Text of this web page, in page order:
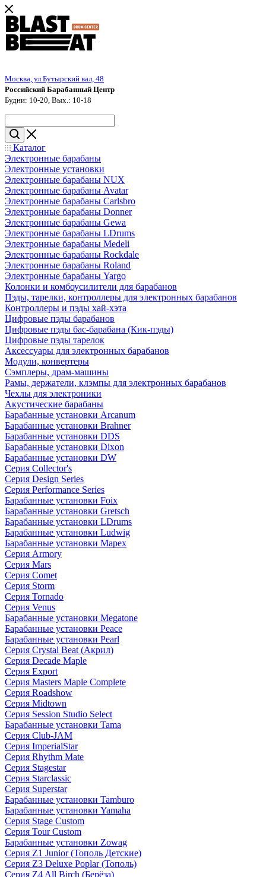
Москва, ул.Бутырский вал, 48
Российский Барабанный Центр
Будни: 10-20, Вых.: 10-18
Каталог
Электронные барабаны
Электронные установки
Электронные барабаны NUX
Электронные барабаны Avatar
Электронные барабаны Carlsbro
Электронные барабаны Donner
Электронные барабаны Gewa
Электронные барабаны LDrums
Электронные барабаны Medeli
Электронные барабаны Rockdale
Электронные барабаны Roland
Электронные барабаны Yargo
Колонки и комбоусилители для барабанов
Пэды, тарелки, контроллеры для электронных барабанов
Контроллеры и пэды хай-хэта
Цифровые пэды барабанов
Цифровые пэды бас-барабана (Кик-пэды)
Цифровые пэды тарелок
Аксессуары для электронных барабанов
Модули, конвертеры
Сэмплеры, драм-машины
Рамы, держатели, клэмпы для электронных барабанов
Чехлы для электроники
Акустические барабаны
Барабанные установки Arcanum
Барабанные установки Brahner
Барабанные установки DDS
Барабанные установки Dixon
Барабанные установки DW
Серия Collector's
Серия Design Series
Серия Performance Series
Барабанные установки Foix
Барабанные установки Gretsch
Барабанные установки LDrums
Барабанные установки Ludwig
Барабанные установки Mapex
Серия Armory
Серия Mars
Серия Comet
Серия Storm
Серия Tornado
Серия Venus
Барабанные установки Megatone
Барабанные установки Peace
Барабанные установки Pearl
Серия Crystal Beat (Акрил)
Серия Decade Maple
Серия Export
Серия Masters Maple Complete
Серия Roadshow
Серия Midtown
Серия Session Studio Select
Барабанные установки Tama
Серия Club-JAM
Серия ImperialStar
Серия Rhythm Mate
Серия Stagestar
Серия Starclassic
Серия Superstar
Барабанные установки Tamburo
Барабанные установки Yamaha
Серия Stage Custom
Серия Tour Custom
Барабанные установки Zowag
Серия Z1 Junior (Тополь Детские)
Серия Z3 Deluxe Poplar (Тополь)
Серия Z4 All Birch (Берёза)